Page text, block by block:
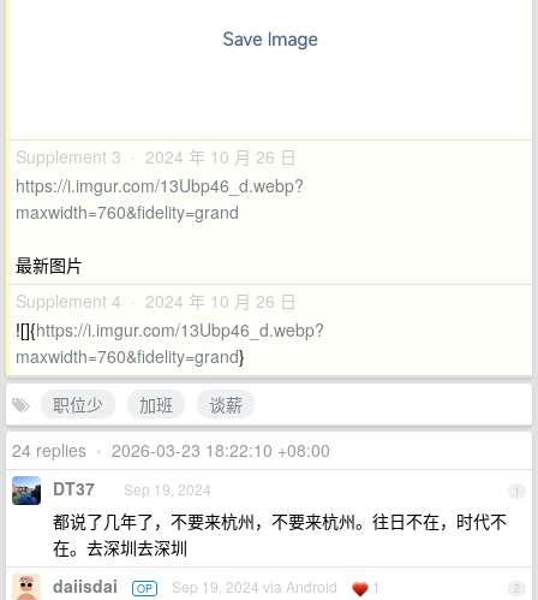
Supplement 3 · 2024 年 10 月 26 日
https://i.imgur.com/13Ubp46_d.webp?
maxwidth=760&fidelity=grand
最新图片
Supplement 4 · 2024 年 10 月 26 日
![]{https://i.imgur.com/13Ubp46_d.webp?
maxwidth=760&fidelity=grand}
职位少
加班
谈薪
24 replies • 2026-03-23 18:22:10 +08:00
1
DT37 Sep 19, 2024
都说了几年了，不要来杭州，不要来杭州。往日不在，时代不
在。去深圳去深圳
2
daiisdai OP Sep 19, 2024 via Android 1